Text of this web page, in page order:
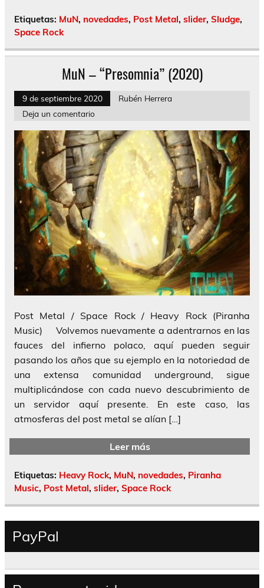
Etiquetas: MuN, novedades, Post Metal, slider, Sludge,
Space Rock
MuN – “Presomnia” (2020)
9 de septiembre 2020
Rubén Herrera
Deja un comentario
Post Metal / Space Rock / Heavy Rock (Piranha
Music) Volvemos nuevamente a adentrarnos en las
fauces del infierno polaco, aquí pueden seguir
pasando los años que su ejemplo en la notoriedad de
una extensa comunidad underground, sigue
multiplicándose con cada nuevo descubrimiento de
un servidor aquí presente. En este caso, las
atmosferas del post metal se alían […]
Leer más
Etiquetas: Heavy Rock, MuN, novedades, Piranha
Music, Post Metal, slider, Space Rock
PayPal